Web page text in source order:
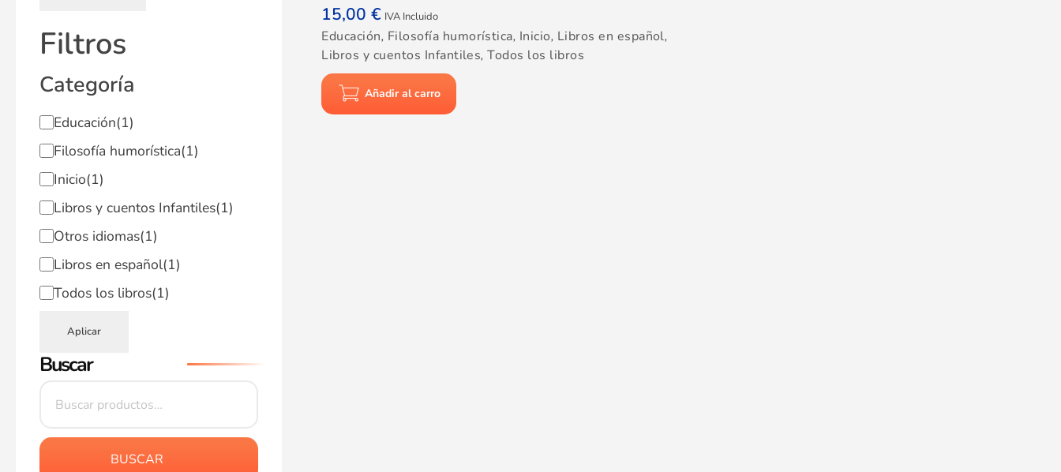
Filtros
Categoría
Educación(1)
Filosofía humorística(1)
Inicio(1)
Libros y cuentos Infantiles(1)
Otros idiomas(1)
Libros en español(1)
Todos los libros(1)
Aplicar
Buscar
BUSCAR
15,00€ IVA Incluido
Educación, Filosofía humorística, Inicio, Libros en español,
Libros y cuentos Infantiles,Todos los libros
Añadir al carro